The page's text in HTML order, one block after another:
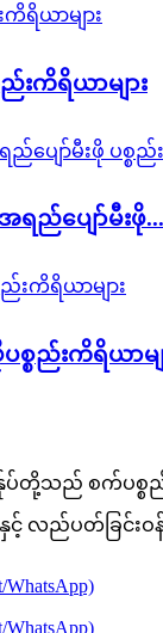
ည်းကိရိယာများ
ည်ပျော်မီးဖို...
စ္စည်းကိရိယာမျ
န်ုပ်တို့သည် စက်ပ
လည်ပတ်ခြင်းဝ